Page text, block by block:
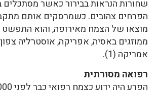
שחורות הנראות בבירור כאשר מסתכלים
הפרחים צהובים. כשמרסקים אותם
מוצאו של הצמח מאירופה, והוא התפשט
ממוזגים באסיה, אפריקה, אוסטרליה
אמריקה (1).
רפואה מסורתית